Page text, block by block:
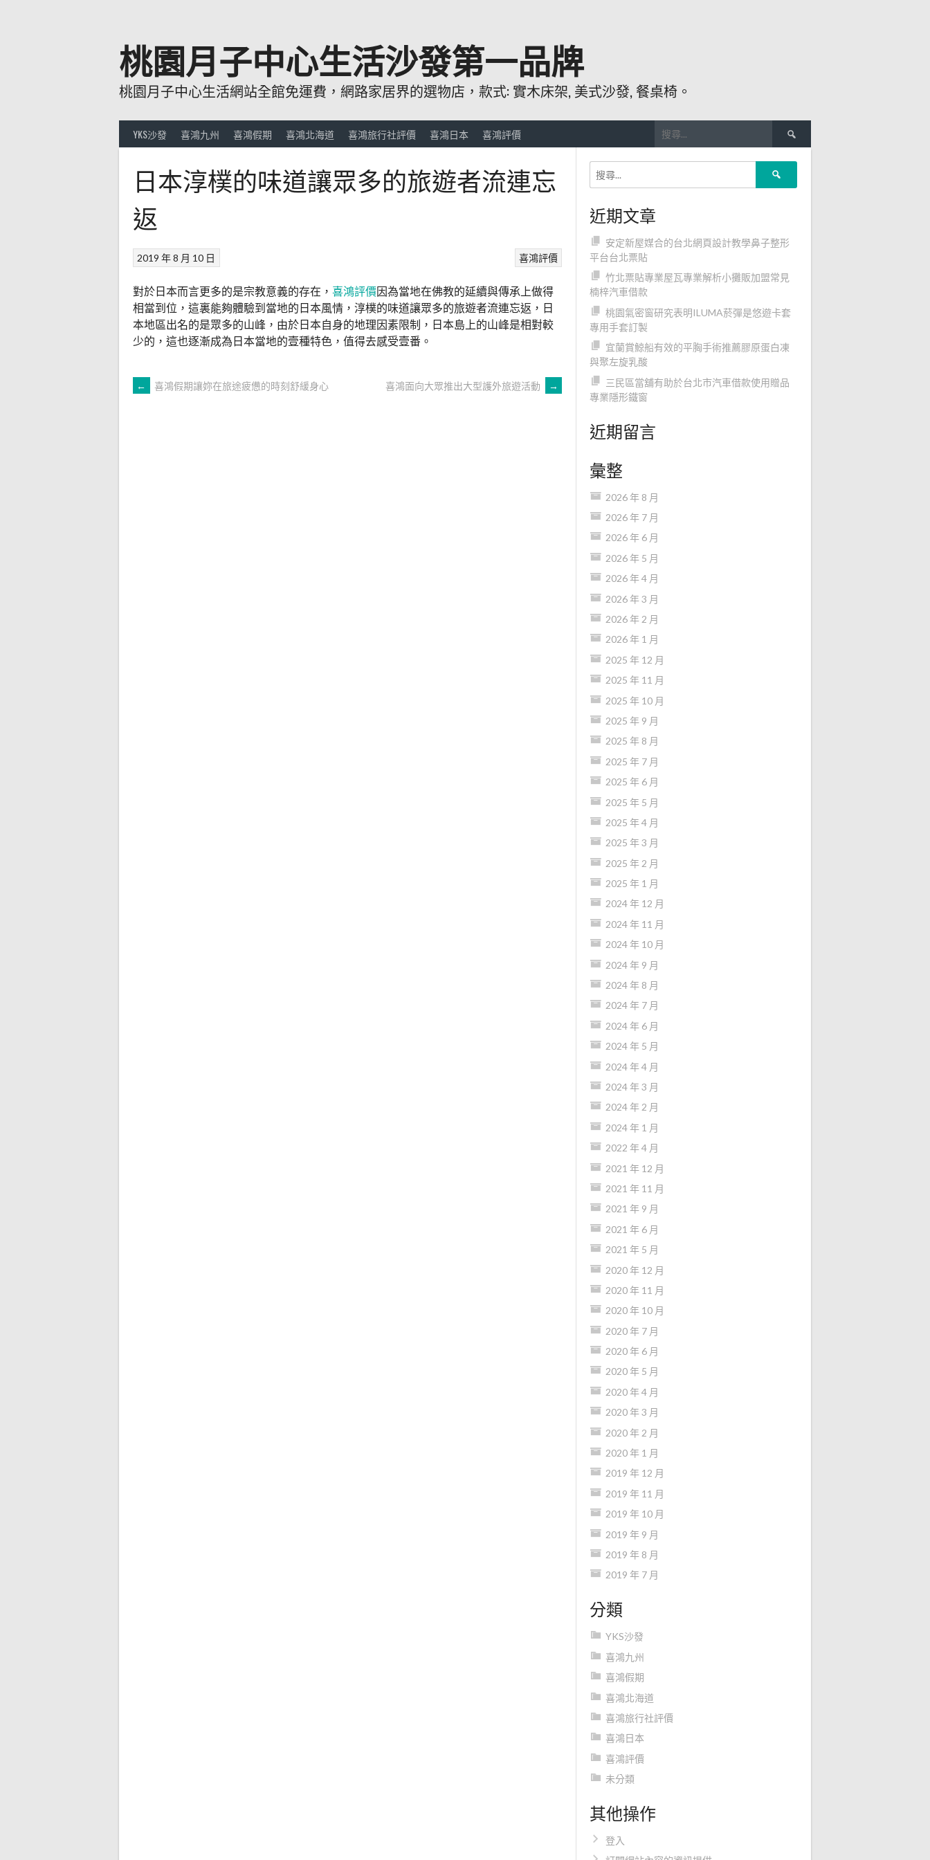
桃園月子中心生活沙發第一品牌
桃園月子中心生活網站全館免運費，網路家居界的選物店，款式: 實木床架, 美式沙發, 餐桌椅。
YKS沙發 喜鴻九州 喜鴻假期 喜鴻北海道 喜鴻旅行社評價 喜鴻日本 喜鴻評價
尋
關
鍵
日本淳樸的味道讓眾多的旅遊者流連忘
返
喜鴻評價
2019 年 8 月 10 日
對於日本而言更多的是宗教意義的存在， 喜鴻評價因為當地在佛教的延續與傳承上做得
相當到位，這裏能夠體驗到當地的日本風情，淳樸的味道讓眾多的旅遊者流連忘返，日
本地區出名的是眾多的山峰，由於日本自身的地理因素限制，日本島上的山峰是相對較
少的，這也逐漸成為日本當地的壹種特色，值得去感受壹番。
文
← 喜鴻假期讓妳在旅途疲憊的時刻舒緩身心 喜鴻面向大眾推出大型護外旅遊活動 →
近期文章
安定新屋媒合的台北網頁設計教學鼻子整形
平台台北票貼
竹北票貼專業屋瓦專業解析小攤販加盟常見
楠梓汽車借款
桃園氣密窗研究表明ILUMA菸彈是悠遊卡套
專用手套訂製
宜蘭賞鯨船有效的平胸手術推薦膠原蛋白凍
與聚左旋乳酸
三民區當舖有助於台北市汽車借款使用贈品
專業隱形鐵窗
近期留言
彙整
2026 年 8 月
2026 年 7 月
2026 年 6 月
2026 年 5 月
2026 年 4 月
2026 年 3 月
2026 年 2 月
2026 年 1 月
2025 年 12 月
2025 年 11 月
2025 年 10 月
2025 年 9 月
2025 年 8 月
2025 年 7 月
2025 年 6 月
2025 年 5 月
2025 年 4 月
2025 年 3 月
2025 年 2 月
2025 年 1 月
2024 年 12 月
2024 年 11 月
2024 年 10 月
2024 年 9 月
2024 年 8 月
2024 年 7 月
2024 年 6 月
2024 年 5 月
2024 年 4 月
2024 年 3 月
2024 年 2 月
2024 年 1 月
2022 年 4 月
2021 年 12 月
2021 年 11 月
2021 年 9 月
2021 年 6 月
2021 年 5 月
2020 年 12 月
2020 年 11 月
2020 年 10 月
2020 年 7 月
2020 年 6 月
2020 年 5 月
2020 年 4 月
2020 年 3 月
2020 年 2 月
2020 年 1 月
2019 年 12 月
2019 年 11 月
2019 年 10 月
2019 年 9 月
2019 年 8 月
2019 年 7 月
分類
YKS沙發
喜鴻九州
喜鴻假期
喜鴻北海道
喜鴻旅行社評價
喜鴻日本
喜鴻評價
未分類
其他操作
登入